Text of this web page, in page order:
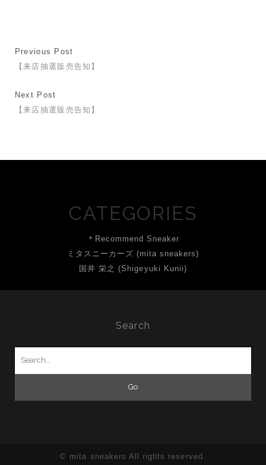
Previous Post
【来店抽選販売告知】
Next Post
【来店抽選販売告知】
CATEGORIES
＊Recommend Sneaker
ミタスニーカーズ (mita sneakers)
国井 栄之 (Shigeyuki Kunii)
Search
© mita sneakers All rights reserved.